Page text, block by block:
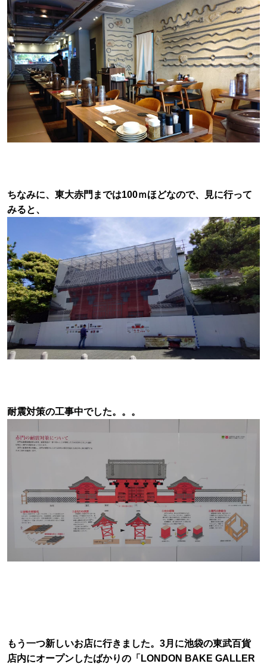
ちなみに、東大赤門までは100ｍほどなので、見に行って
みると、
耐震対策の工事中でした。。。
もう一つ新しいお店に行きました。3月に池袋の東武百貨
店内にオープンしたばかりの「LONDON BAKE GALLER